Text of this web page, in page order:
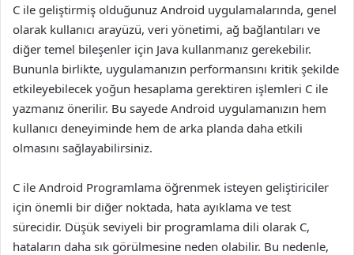
C ile geliştirmiş olduğunuz Android uygulamalarında, genel
olarak kullanıcı arayüzü, veri yönetimi, ağ bağlantıları ve
diğer temel bileşenler için Java kullanmanız gerekebilir.
Bununla birlikte, uygulamanızın performansını kritik şekilde
etkileyebilecek yoğun hesaplama gerektiren işlemleri C ile
yazmanız önerilir. Bu sayede Android uygulamanızın hem
kullanıcı deneyiminde hem de arka planda daha etkili
olmasını sağlayabilirsiniz.
C ile Android Programlama öğrenmek isteyen geliştiriciler
için önemli bir diğer noktada, hata ayıklama ve test
sürecidir. Düşük seviyeli bir programlama dili olarak C,
hataların daha sık görülmesine neden olabilir. Bu nedenle,